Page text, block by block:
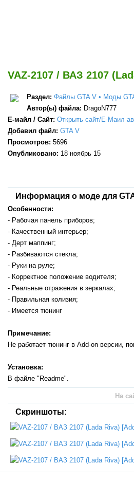
VAZ-2107 / ВАЗ 2107
Раздел: Файлы GTA V • Моды
Автор(ы) файла: DragoN777
Е-майл / Сайт: Открыть сайт/Е-Маил
Добавил файл: GTA V
Просмотров: 5696
Опубликовано: 18 ноябрь 15
Информация о моде для
Особенности:
- Рабочая панель приборов;
- Качественный интерьер;
- Дерт маппинг;
- Разбиваются стекла;
- Руки на руле;
- Корректное положение водителя;
- Реальные отражения в зеркалах;
- Правильная колизия;
- Имеется тюнинг
Примечание:
Не работает тюнинг в Add-on версии,
Установка:
В файле "Readme".
На
Скриншоты: